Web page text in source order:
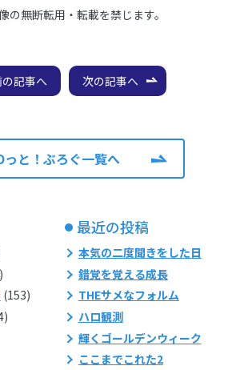
無断転用・転載を禁じます。
の記事へ 次の記事へ
っと！ぶろぐ一覧へ
(153)
最近の投稿
本気の二度聞きをした日
錯覚を覚える成長
THEサメなフォルム
ハロ観測
輝くゴールデンウィーク
ここまでこれた2